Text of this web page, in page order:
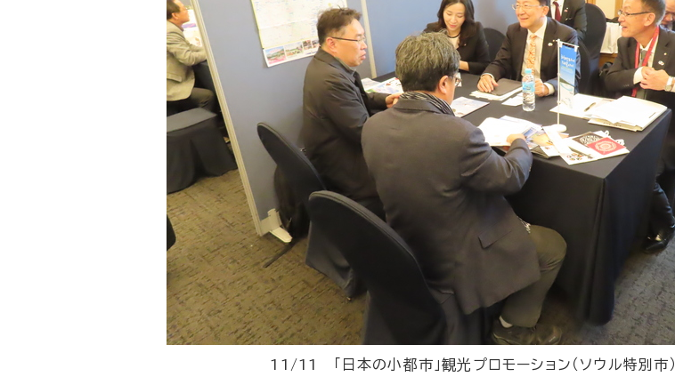
11/11 「日本の小都市」観光プロモーション（ソウル特別市）